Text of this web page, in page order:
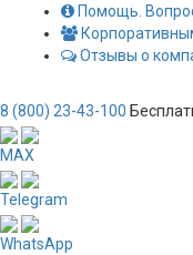
Помощь.
Отзывы о
8 (800) 23-43-100
MAX
Telegram
WhatsApp